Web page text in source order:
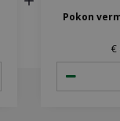
Pokon
€